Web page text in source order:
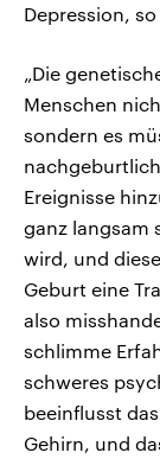
Depression,
„Die
Menschen
sondern es
Ereignisse
ganz langsam
wird, und
Geburt eine
also
schlimme
schweres
beeinflusst
Gehirn, und